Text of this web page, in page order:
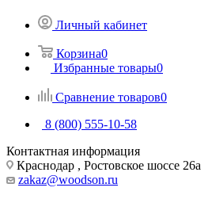
Личный кабинет
Корзина0
Избранные товары0
Сравнение товаров0
8 (800) 555-10-58
Контактная информация
Краснодар , Ростовское шоссе 26а
zakaz@woodson.ru